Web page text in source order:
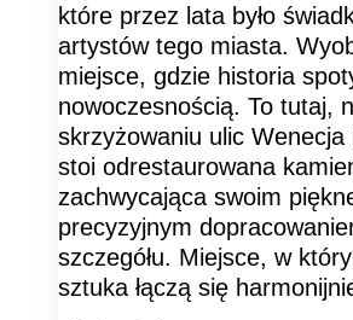
które przez lata było
artystów tego miasta.
miejsce, gdzie historia
nowoczesnością. To tutaj,
skrzyżowaniu ulic Wenecja
stoi odrestaurowana
zachwycająca swoim
precyzyjnym
szczegółu. Miejsce, w
sztuka łączą się